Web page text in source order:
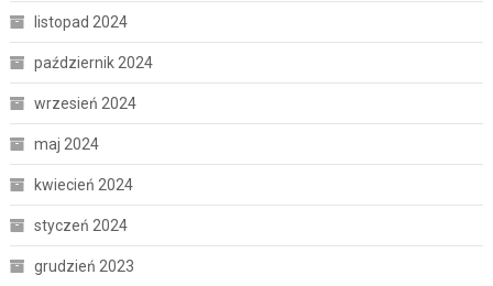
listopad 2024
październik 2024
wrzesień 2024
maj 2024
kwiecień 2024
styczeń 2024
grudzień 2023